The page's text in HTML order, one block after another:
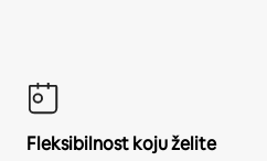
Fleksibilnost koju želite